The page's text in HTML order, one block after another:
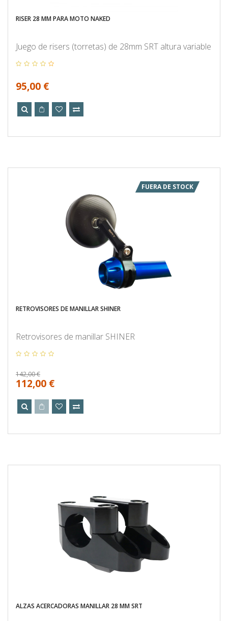
RISER 28 MM PARA MOTO NAKED
Juego de risers (torretas) de 28mm SRT altura variable
95,00 €
FUERA DE STOCK
RETROVISORES DE MANILLAR SHINER
Retrovisores de manillar SHINER
142,00 €
112,00 €
ALZAS ACERCADORAS MANILLAR 28 MM SRT